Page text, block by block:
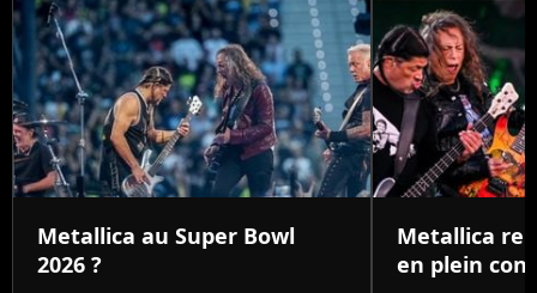
Metallica au Super Bowl
2026 ?
Metallica
en plein